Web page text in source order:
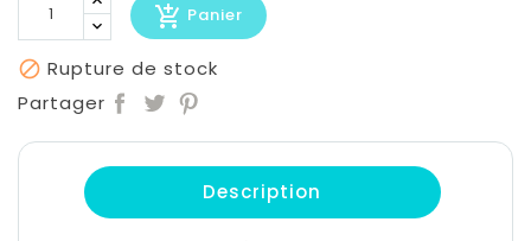
add_shopping_cart Panier
 Rupture de stock
Partager
Description